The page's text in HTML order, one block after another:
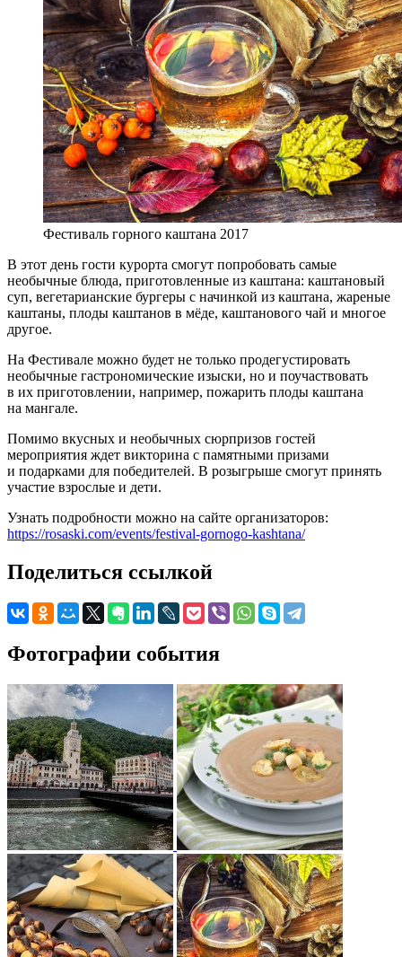
Фестиваль горного каштана 2017
В этот день гости курорта смогут попробовать самые
необычные блюда, приготовленные из каштана: каштановый
суп, вегетарианские бургеры с начинкой из каштана, жареные
каштаны, плоды каштанов в мёде, каштанового чай и многое
другое.
На Фестивале можно будет не только продегустировать
необычные гастрономические изыски, но и поучаствовать
в их приготовлении, например, пожарить плоды каштана
на мангале.
Помимо вкусных и необычных сюрпризов гостей
мероприятия ждет викторина с памятными призами
и подарками для победителей. В розыгрыше смогут принять
участие взрослые и дети.
Узнать подробности можно на сайте организаторов:
https://rosaski.com/events/festival-gornogo-kashtana/
Поделиться ссылкой
Фотографии события